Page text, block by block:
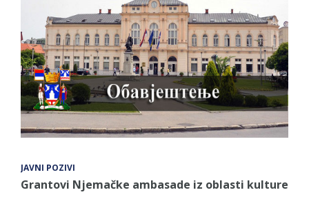
JAVNI POZIVI
Grantovi Njemačke ambasade iz oblasti kulture